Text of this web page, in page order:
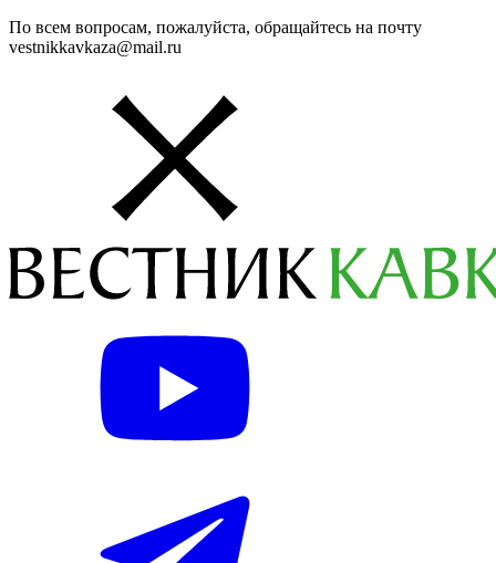
По всем вопросам, пожалуйста, обращайтесь на почту
vestnikkavkaza@mail.ru